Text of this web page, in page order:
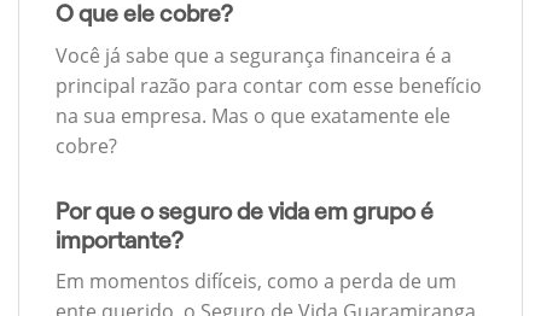
O que ele cobre?
Você já sabe que a segurança financeira é a
principal razão para contar com esse benefício
na sua empresa. Mas o que exatamente ele
cobre?
Por que o seguro de vida em grupo é
importante?
Em momentos difíceis, como a perda de um